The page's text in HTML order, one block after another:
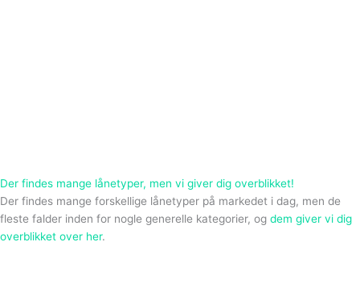
Der findes mange lånetyper, men vi giver dig overblikket!
Der findes mange forskellige lånetyper på markedet i dag, men de
fleste falder inden for nogle generelle kategorier, og dem giver vi dig
overblikket over her.